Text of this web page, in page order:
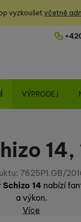
vyzkoušet včetně
VÝPRODEJ
14,
7625P1.GB/
Schizo 14 nabízí
a výkon.
Více